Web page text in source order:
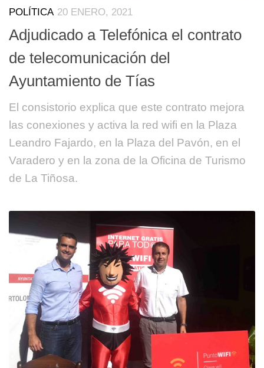
POLÍTICA 20 ENERO, 2021
Adjudicado a Telefónica el contrato
de telecomunicación del
Ayuntamiento de Tías
El consistorio explica que este contrato mejora
las conexiones y activa la red wifi en la Plaza
Leandro Fajardo, en la Plaza del Pavón, en el
Varadero y en la zona de la Oficina de Turismo
de La Tiñosa.